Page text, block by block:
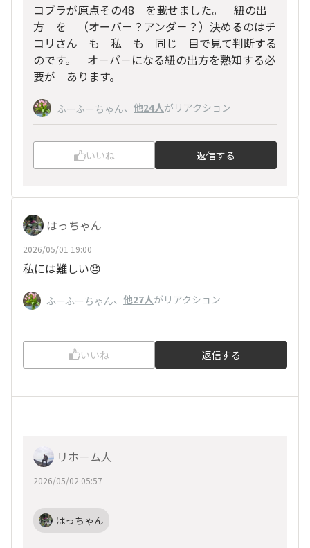
コブラが原点その48 を載せました。 紐の出
方 を （オーバ－？アンダ－？）決めるのはチ
コリさん も 私 も 同じ 目で見て判断する
のです。 オ－バ－になる紐の出方を熟知する必
要が あります。
ふーふーちゃん、 他24人がリアクション
いいね 返信する
はっちゃん
2026/05/01 19:00
私には難しい😓
ふーふーちゃん、 他27人がリアクション
いいね 返信する
リホ－ム人
2026/05/02 05:57
はっちゃん